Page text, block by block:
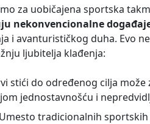
za uobičajena sportska
nekonvencionalne
i avanturističkog duha. Evo
ljubitelja klađenja:
stići do određenog cilja može
jednostavnošću i
Umesto tradicionalnih